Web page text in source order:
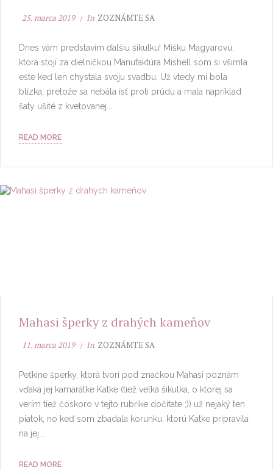
25. marca 2019 In ZOZNÁMTE SA
Dnes vám predstavím ďalšiu šikulku! Mišku Magyarovú,
ktorá stojí za dielničkou Manufaktúra Mishell som si všimla
ešte keď len chystala svoju svadbu. Už vtedy mi bola
blízka, pretože sa nebála ísť proti prúdu a mala napríklad
šaty ušité z kvetovanej...
READ MORE
Mahasi šperky z drahých kameňov
11. marca 2019 In ZOZNÁMTE SA
Peťkine šperky, ktorá tvorí pod značkou Mahasi poznám
vďaka jej kamarátke Katke (tiež veľká šikulka, o ktorej sa
verím tiež čoskoro v tejto rubrike dočítate ;)) už nejaký ten
piatok, no keď som zbadala korunku, ktorú Katke pripravila
na jej...
READ MORE